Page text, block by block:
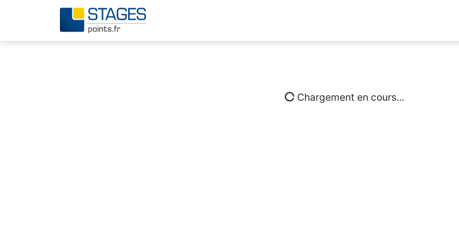
Chargement en cours...